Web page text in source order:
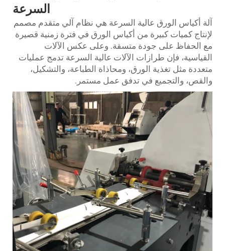
السرعة
آلة أكياس الورق عالية السرعة هي نظام آلي متقدم مصمم
لإنتاج كميات كبيرة من أكياس الورق في فترة زمنية قصيرة
مع الحفاظ على جودة متسقة. وعلى عكس الآلات
القياسية، فإن طرازات الآلات عالية السرعة تدمج عمليات
متعددة مثل تغذية الورق، ومحاذاة الطباعة، والتشكيل،
والقص، والتجميع في تدفق عمل مستمر.